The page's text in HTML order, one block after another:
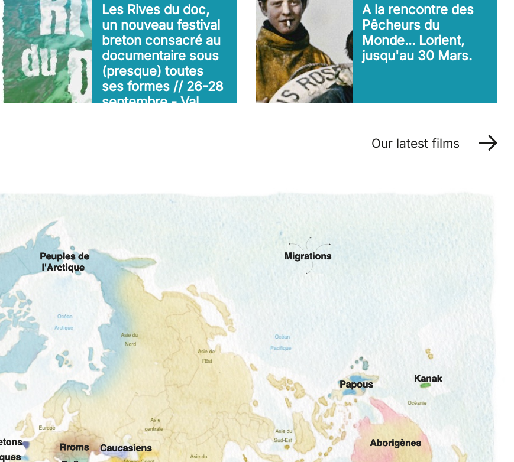
Les Rives du doc,
un nouveau festival
breton consacré au
documentaire sous
(presque) toutes
ses formes // 26-28
septembre - Val
A la rencontre des
Pêcheurs du
Monde... Lorient,
jusqu'au 30 Mars.
Our latest films